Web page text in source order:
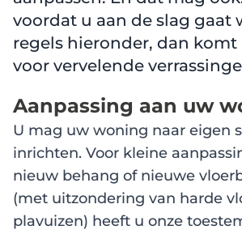
voordat u aan de slag gaat
regels hieronder, dan
voor vervelende
Aanpassing aan uw
U mag uw woning naar eigen
inrichten. Voor kleine
nieuw behang of nieuwe
(met uitzondering van harde
plavuizen) heeft u onze